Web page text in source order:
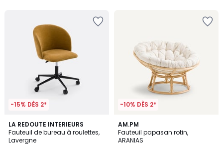
-15% DÈS 2*
LA REDOUTE INTERIEURS
Fauteuil de bureau à roulettes,
Lavergne
4,7
/ 5
-10% DÈS 2*
AM.PM
Fauteuil papasan rotin,
ARANIAS
2
Couleurs